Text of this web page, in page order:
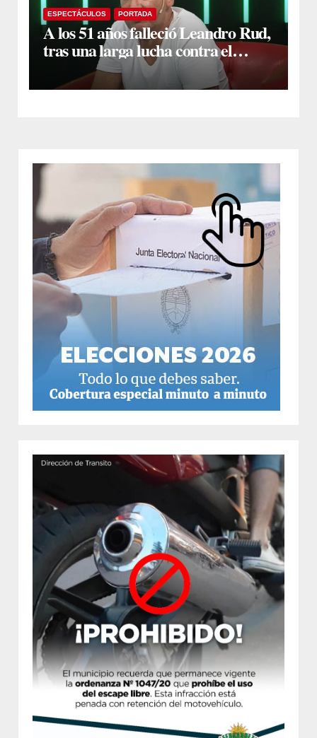
ESPECTÁCULOS PORTADA
A los 51 años falleció Leandro Rud,
tras una larga lucha contra el